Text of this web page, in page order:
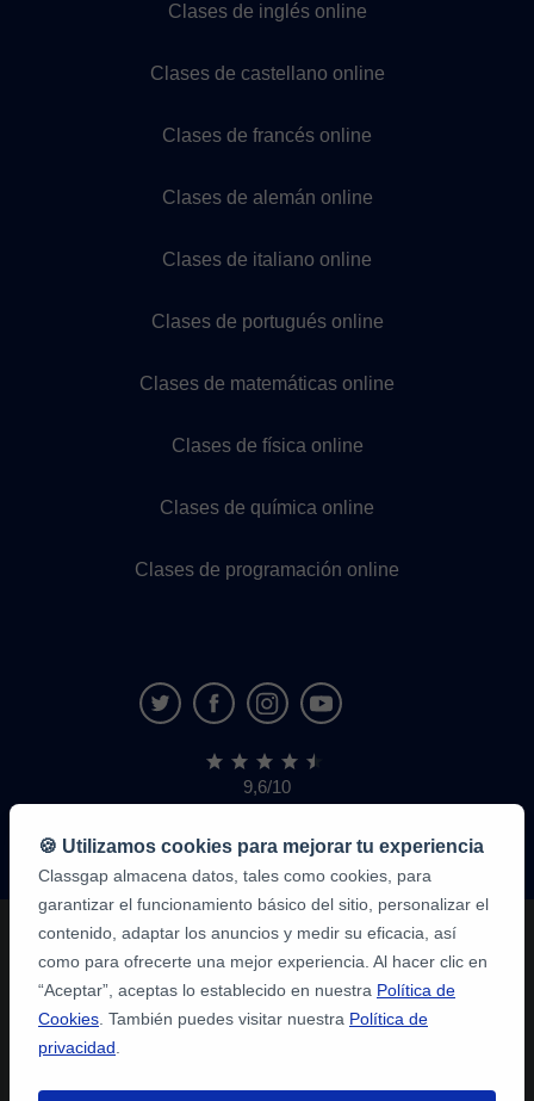
Clases de inglés online
Clases de castellano online
Clases de francés online
Clases de alemán online
Clases de italiano online
Clases de portugués online
Clases de matemáticas online
Clases de física online
Clases de química online
Clases de programación online
9,6/10
1.339.284
de
alumnos
🍪 Utilizamos cookies para mejorar tu experiencia
Classgap almacena datos, tales como cookies, para
garantizar el funcionamiento básico del sitio, personalizar el
contenido, adaptar los anuncios y medir su eficacia, así
como para ofrecerte una mejor experiencia. Al hacer clic en
“Aceptar”, aceptas lo establecido en nuestra Política de
Cookies . También puedes visitar nuestra Política de
privacidad